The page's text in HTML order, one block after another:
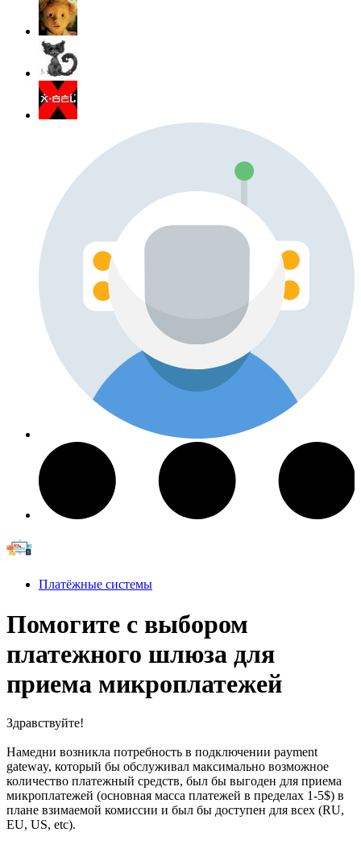
Платёжные системы
Помогите с выбором
платежного шлюза для
приема микроплатежей
Здравствуйте!
Намедни возникла потребность в подключении payment
gateway, который бы обслуживал максимально возможное
количество платежный средств, был бы выгоден для приема
микроплатежей (основная масса платежей в пределах 1-5$) в
плане взимаемой комиссии и был бы доступен для всех (RU,
EU, US, etc).